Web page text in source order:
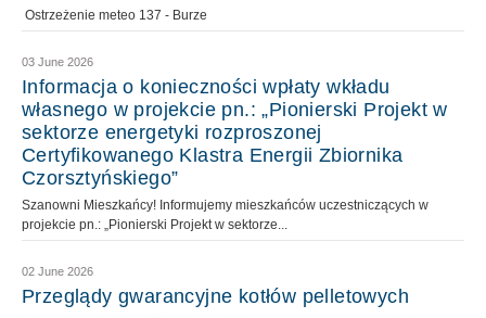
Ostrzeżenie meteo 137 - Burze
03 June 2026
Informacja o konieczności wpłaty wkładu
własnego w projekcie pn.: „Pionierski Projekt w
sektorze energetyki rozproszonej
Certyfikowanego Klastra Energii Zbiornika
Czorsztyńskiego”
Szanowni Mieszkańcy! Informujemy mieszkańców uczestniczących w
projekcie pn.: „Pionierski Projekt w sektorze...
02 June 2026
Przeglądy gwarancyjne kotłów pelletowych